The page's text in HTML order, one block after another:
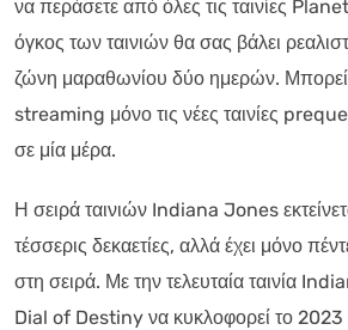
να περάσετε από όλες τις ταινίες
όγκος των ταινιών θα σας βάλει
ζώνη μαραθωνίου δύο ημερών.
streaming μόνο τις νέες ταινίες
σε μία μέρα.
Η σειρά ταινιών Indiana Jones
τέσσερις δεκαετίες, αλλά έχει μόνο
στη σειρά. Με την τελευταία ταινία
Dial of Destiny να κυκλοφορεί το 2023